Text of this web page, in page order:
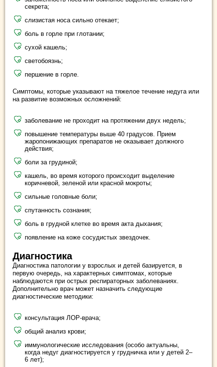
секрета;
слизистая носа сильно отекает;
боль в горле при глотании;
сухой кашель;
светобоязнь;
першение в горле.
Симптомы, которые указывают на тяжелое течение недуга или
на развитие возможных осложнений:
заболевание не проходит на протяжении двух недель;
повышение температуры выше 40 градусов. Прием
жаропонижающих препаратов не оказывает должного
действия;
боли за грудиной;
кашель, во время которого происходит выделение
коричневой, зеленой или красной мокроты;
сильные головные боли;
спутанность сознания;
боль в грудной клетке во время акта дыхания;
появление на коже сосудистых звездочек.
Диагностика
Диагностика патологии у взрослых и детей базируется, в
первую очередь, на характерных симптомах, которые
наблюдаются при острых респираторных заболеваниях.
Дополнительно врач может назначить следующие
диагностические методики:
консультация ЛОР-врача;
общий анализ крови;
иммунологические исследования (особо актуальны,
когда недуг диагностируется у грудничка или у детей 2–
6 лет);